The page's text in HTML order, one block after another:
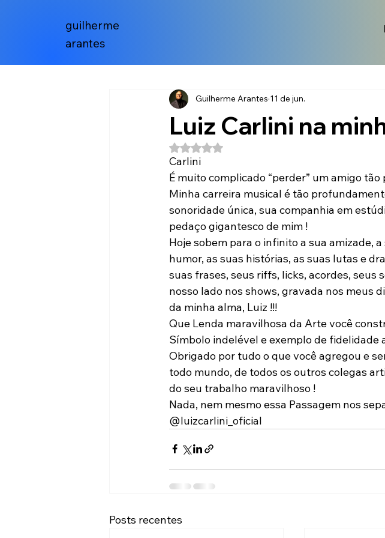
guilherme
arantes
Luiz Carlini na
Guilherme Arantes 11 de jun.
Avaliado com NaN de 5 estrelas.
Carlini
É muito complicado “perder” um amigo
Minha carreira musical é tão
sonoridade única, sua companhia em
pedaço gigantesco de mim !
Hoje sobem para o infinito a sua amizade,
humor, as suas histórias, as suas lutas e
suas frases, seus riffs, licks, acordes, seus
nosso lado nos shows, gravada nos meus
da minha alma, Luiz !!!
Que Lenda maravilhosa da Arte você
Símbolo indelével e exemplo de
Obrigado por tudo o que você agregou e
todo mundo, de todos os outros colegas
do seu trabalho maravilhoso !
Nada, nem mesmo essa Passagem nos
@luizcarlini_oficial
Posts recentes